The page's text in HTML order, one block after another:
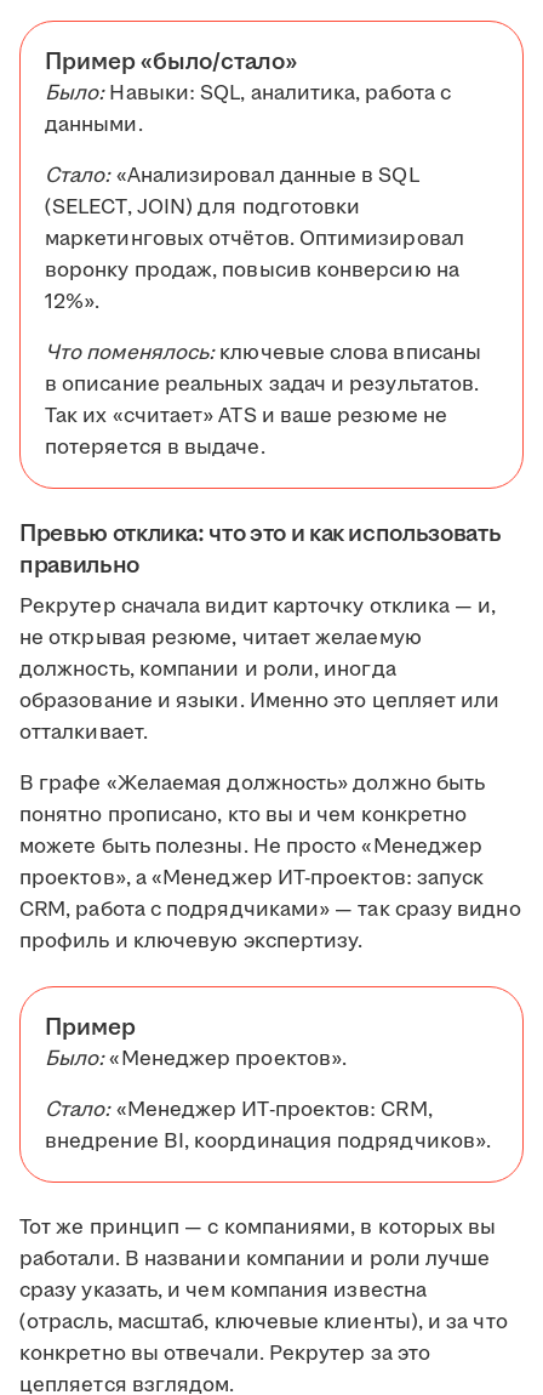
Пример «было/стало»
Было:Навыки: SQL, аналитика, работа с
данными.
Стало:«Анализировал данные в SQL
(SELECT, JOIN) для подготовки
маркетинговых отчётов. Оптимизировал
воронку продаж, повысив конверсию на
12%».
Что поменялось:ключевые слова вписаны
в описание реальных задач и результатов.
Так их «считает» ATS и ваше резюме не
потеряется в выдаче.
Превью отклика: что это и как использовать
правильно
Рекрутер сначала видит карточку отклика — и,
не открывая резюме, читает желаемую
должность, компании и роли, иногда
образование и языки. Именно это цепляет или
отталкивает.
В графе «Желаемая должность» должно быть
понятно прописано, кто вы и чем конкретно
можете быть полезны. Не просто «Менеджер
проектов», а «Менеджер ИТ-проектов: запуск
CRM, работа с подрядчиками» — так сразу видно
профиль и ключевую экспертизу.
Пример
Было:«Менеджер проектов».
Стало:«Менеджер ИТ-проектов: CRM,
внедрение BI, координация подрядчиков».
Тот же принцип — с компаниями, в которых вы
работали. В названии компании и роли лучше
сразу указать, и чем компания известна
(отрасль, масштаб, ключевые клиенты), и за что
конкретно вы отвечали. Рекрутер за это
цепляется взглядом.